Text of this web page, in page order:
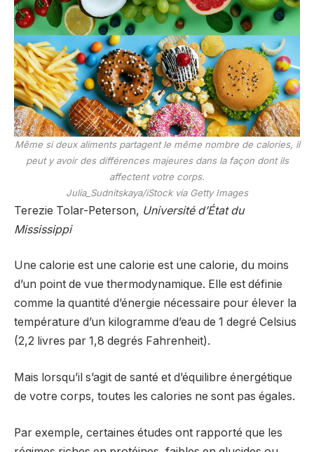
Même si deux aliments partagent le même nombre de calories, il
peut y avoir des différences majeures dans la façon dont ils
affectent votre corps.
Julia_Sudnitskaya/iStock via Getty Images
Terezie Tolar-Peterson, Université d’État du
Mississippi
Une calorie est une calorie est une calorie, du moins
d’un point de vue thermodynamique. Elle est définie
comme la quantité d’énergie nécessaire pour élever la
température d’un kilogramme d’eau de 1 degré Celsius
(2,2 livres par 1,8 degrés Fahrenheit).
Mais lorsqu’il s’agit de santé et d’équilibre énergétique
de votre corps, toutes les calories ne sont pas égales.
Par exemple, certaines études ont rapporté que les